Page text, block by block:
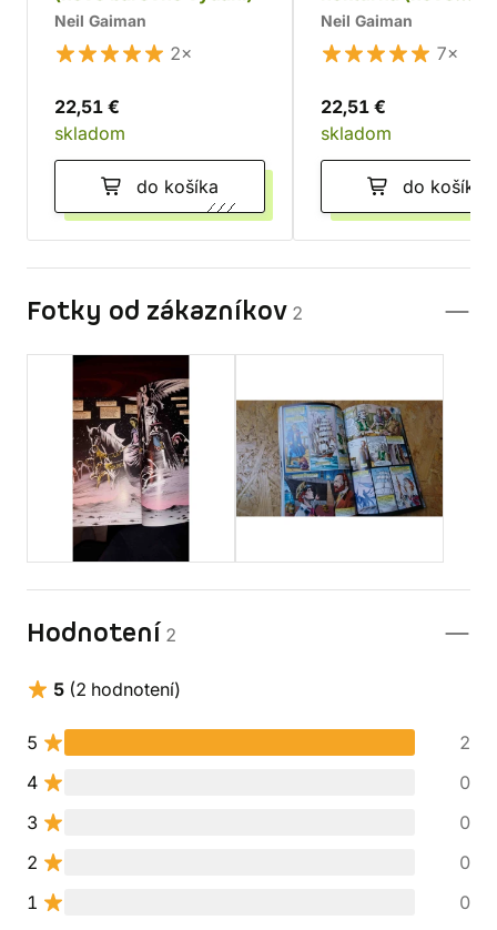
Neil Gaiman
2×
22,51 €
skladom
do košíka
barevné vydání)
Neil Gaiman
7×
22,51 €
skladom
do košíka
Fotky od zákazníkov 2
Hodnotení 2
5 (2 hodnotení)
5
2
4
0
3
0
2
0
1
0